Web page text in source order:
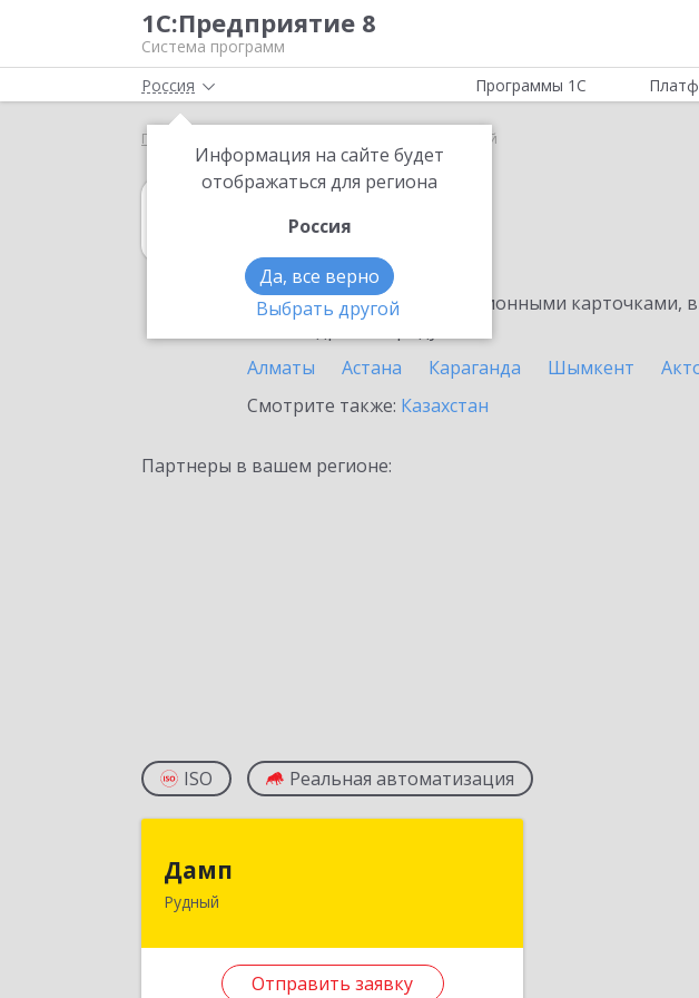
1С:Предприятие 8
Система программ
Россия
Информация на сайте будет
отображаться для региона
Россия
Да, все верно
Выбрать другой
Программы 1С
Главная Рудный
1С:Гаражи
в Рудном
Ознакомьтесь с информационными карточками,
Алматы
Астана Караганда Шымкент
Смотрите также: Казахстан
Партнеры в вашем регионе:
ISO Реальная автоматизация
Дамп
Рудный
Отправить заявкуПодробнее